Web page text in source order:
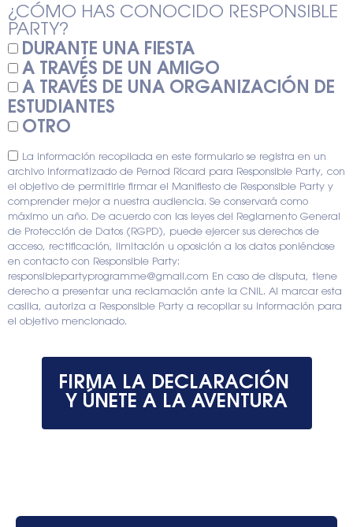
¿CÓMO HAS CONOCIDO RESPONSIBLE
PARTY?
DURANTE UNA FIESTA
A TRAVÉS DE UN AMIGO
A TRAVÉS DE UNA ORGANIZACIÓN DE
ESTUDIANTES
OTRO
La información recopilada en este formulario se registra en un
archivo informatizado de Pernod Ricard para Responsible Party, con
el objetivo de permitirle firmar el Manifiesto de Responsible Party y
comprender mejor a nuestra audiencia. Se conservará como
máximo un año. De acuerdo con las leyes del Reglamento General
de Protección de Datos (RGPD), puede ejercer sus derechos de
acceso, rectificación, limitación u oposición a los datos poniéndose
en contacto con Responsible Party:
responsiblepartyprogramme@gmail.com En caso de disputa, tiene
derecho a presentar una reclamación ante la CNIL. Al marcar esta
casilla, autoriza a Responsible Party a recopilar su información para
el objetivo mencionado.
FIRMA LA DECLARACIÓN
Y ÚNETE A LA AVENTURA